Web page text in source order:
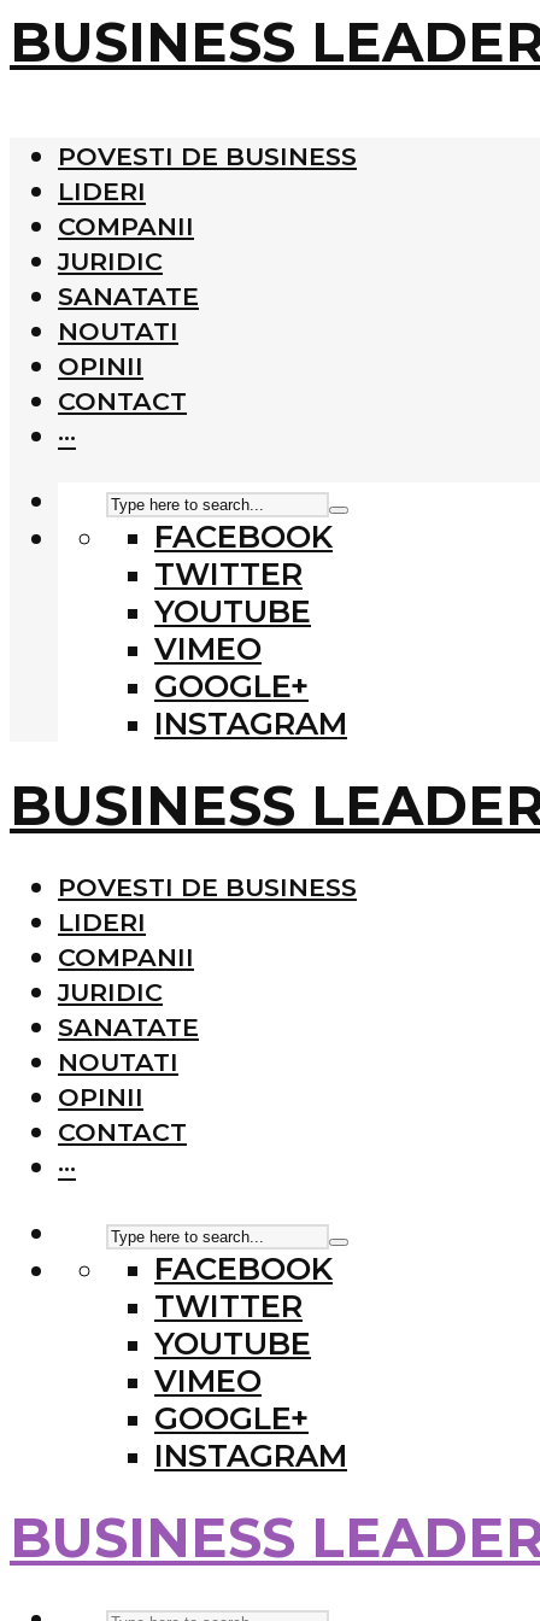
BUSINESS
POVESTI DE BUSINESS
LIDERI
COMPANII
JURIDIC
SANATATE
NOUTATI
OPINII
CONTACT
···
FACEBOOK
TWITTER
YOUTUBE
VIMEO
GOOGLE+
INSTAGRAM
BUSINESS
POVESTI DE BUSINESS
LIDERI
COMPANII
JURIDIC
SANATATE
NOUTATI
OPINII
CONTACT
···
FACEBOOK
TWITTER
YOUTUBE
VIMEO
GOOGLE+
INSTAGRAM
BUSINESS